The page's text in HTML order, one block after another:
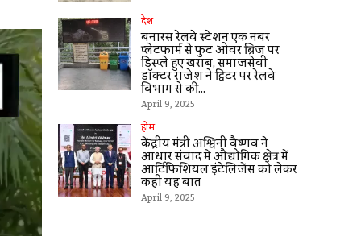
देश
बनारस रेलवे स्टेशन एक नंबर
प्लेटफार्म से फुट ओवर ब्रिज पर
डिस्प्ले हुए खराब, समाजसेवी
डॉक्टर राजेश ने ट्विटर पर रेलवे
विभाग से की...
April 9, 2025
होम
केंद्रीय मंत्री अश्विनी वैष्णव ने
आधार संवाद में औद्योगिक क्षेत्र में
आर्टिफिशियल इंटेलिजेंस को लेकर
कहीं यह बात
April 9, 2025